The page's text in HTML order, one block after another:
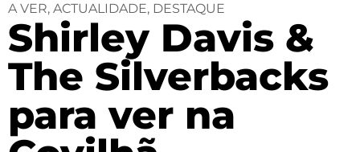
A VER, ACTUALIDADE, DESTAQUE
Shirley Davis &
The Silverbacks
para ver na